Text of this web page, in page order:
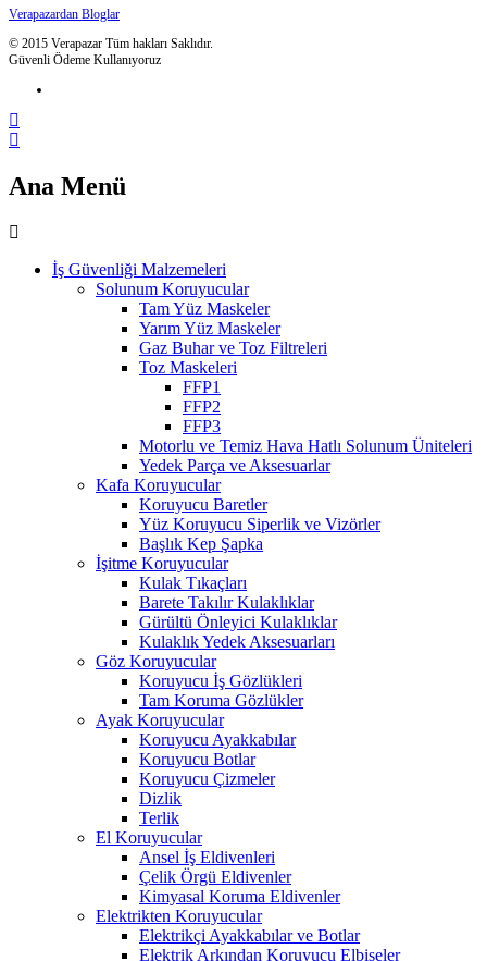
Verapazardan Bloglar
© 2015 Verapazar Tüm hakları Saklıdır.
Güvenli Ödeme Kullanıyoruz
Ana Menü
İş Güvenliği Malzemeleri
Solunum Koruyucular
Tam Yüz Maskeler
Yarım Yüz Maskeler
Gaz Buhar ve Toz Filtreleri
Toz Maskeleri
FFP1
FFP2
FFP3
Motorlu ve Temiz Hava Hatlı Solunum Üniteleri
Yedek Parça ve Aksesuarlar
Kafa Koruyucular
Koruyucu Baretler
Yüz Koruyucu Siperlik ve Vizörler
Başlık Kep Şapka
İşitme Koruyucular
Kulak Tıkaçları
Barete Takılır Kulaklıklar
Gürültü Önleyici Kulaklıklar
Kulaklık Yedek Aksesuarları
Göz Koruyucular
Koruyucu İş Gözlükleri
Tam Koruma Gözlükler
Ayak Koruyucular
Koruyucu Ayakkabılar
Koruyucu Botlar
Koruyucu Çizmeler
Dizlik
Terlik
El Koruyucular
Ansel İş Eldivenleri
Çelik Örgü Eldivenler
Kimyasal Koruma Eldivenler
Elektrikten Koruyucular
Elektrikçi Ayakkabılar ve Botlar
Elektrik Arkından Koruyucu Elbiseler